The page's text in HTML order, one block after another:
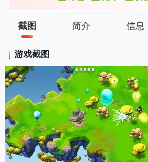
截图 简介 信息
游戏截图